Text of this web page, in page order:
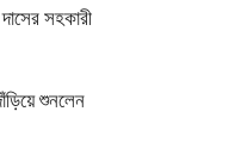
সহকারী
শুনলেন